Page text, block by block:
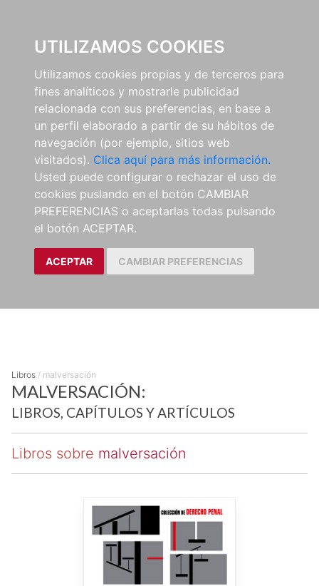
UTILIZAMOS COOKIES
Utilizamos cookies propias y de terceros para
fines analíticos y mostrarle publicidad
relacionada con sus preferencias, en base a
un perfil elaborado a partir de su hábitos de
navegación (por ejemplo, sitios web
visitados). Clica aquí para más información.
Usted puede configurar o rechazar el uso de
cookies puslando en el botón CAMBIAR
PREFERENCIAS o aceptarlas todas pulsando
el botón ACEPTAR.
ACEPTAR CAMBIAR PREFERENCIAS
Libros / malversación
MALVERSACIÓN:
LIBROS, CAPÍTULOS Y ARTÍCULOS
Libros sobre malversación